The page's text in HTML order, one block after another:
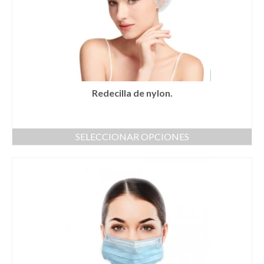
Redecilla de nylon.
SELECCIONAR OPCIONES
múltiples
variantes.
opciones
se
pueden
elegir